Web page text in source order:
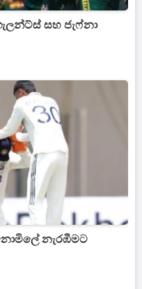
සහ ජැෆ්නා
නැරඹීමට